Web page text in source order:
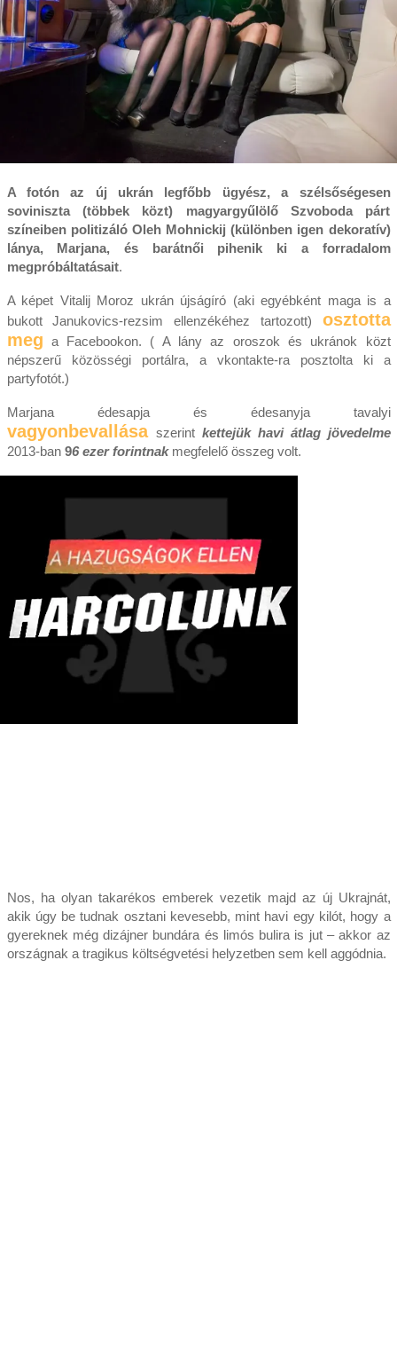
A fotón az új ukrán legfőbb ügyész, a szélsőségesen
soviniszta (többek közt) magyargyűlölő Szvoboda párt
színeiben politizáló Oleh Mohnickij (különben igen dekoratív)
lánya, Marjana, és barátnői pihenik ki a forradalom
megpróbáltatásait.
A képet Vitalij Moroz ukrán újságíró (aki egyébként maga is a
bukott Janukovics-rezsim ellenzékéhez tartozott) osztotta
meg a Facebookon. ( A lány az oroszok és ukránok közt
népszerű közösségi portálra, a vkontakte-ra posztolta ki a
partyfotót.)
Marjana édesapja és édesanyja tavalyi
vagyonbevallása szerintkettejük havi átlag jövedelme
2013-ban 96 ezer forintnak megfelelő összeg volt.
Nos, ha olyan takarékos emberek vezetik majd az új Ukrajnát,
akik úgy be tudnak osztani kevesebb, mint havi egy kilót, hogy a
gyereknek még dizájner bundára és limós bulira is jut – akkor az
országnak a tragikus költségvetési helyzetben sem kell aggódnia.